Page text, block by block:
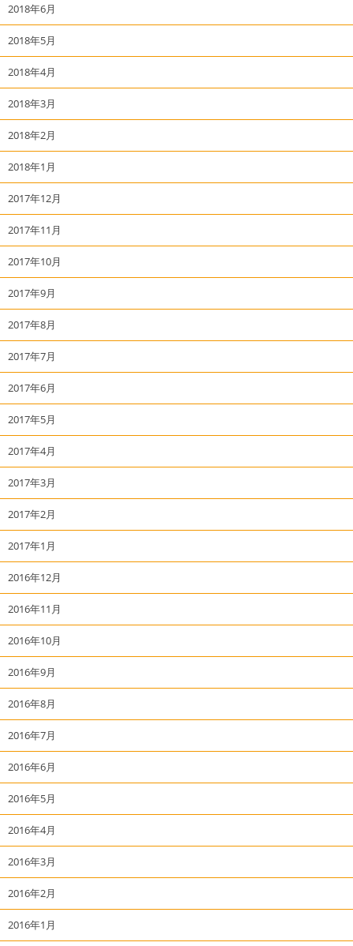
2018年6月
2018年5月
2018年4月
2018年3月
2018年2月
2018年1月
2017年12月
2017年11月
2017年10月
2017年9月
2017年8月
2017年7月
2017年6月
2017年5月
2017年4月
2017年3月
2017年2月
2017年1月
2016年12月
2016年11月
2016年10月
2016年9月
2016年8月
2016年7月
2016年6月
2016年5月
2016年4月
2016年3月
2016年2月
2016年1月